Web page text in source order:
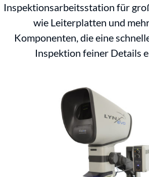
Inspektionsarbeitsstation für
wie Leiterplatten und
Komponenten, die eine
Inspektion feiner Details